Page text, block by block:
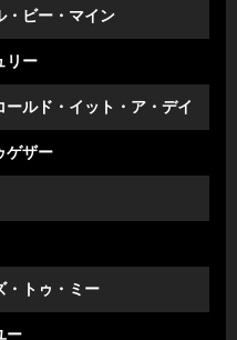
・ビー・マイン
リー
ルド・イット・ア・デイ
ゲザー
・トゥ・ミー
ー